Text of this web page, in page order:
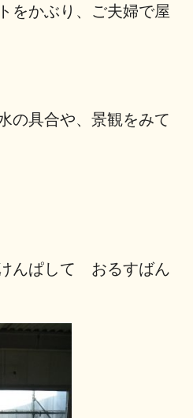
をかぶり、ご夫婦で屋
の具合や、景観をみて
んぱして おるすばん